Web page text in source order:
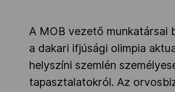
A MOB vezető munkatársai
a dakari ifjúsági olimpia
helyszíni szemlén
tapasztalatokról. Az